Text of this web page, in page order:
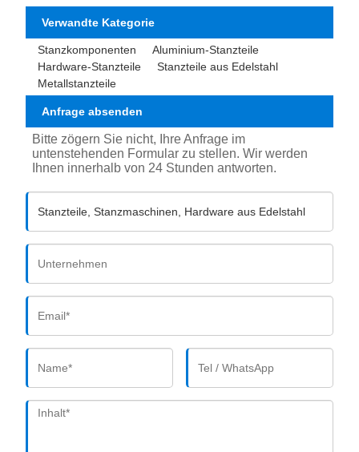
Verwandte Kategorie
Stanzkomponenten
Aluminium-Stanzteile
Hardware-Stanzteile
Stanzteile aus Edelstahl
Metallstanzteile
Anfrage absenden
Bitte zögern Sie nicht, Ihre Anfrage im
untenstehenden Formular zu stellen. Wir werden
Ihnen innerhalb von 24 Stunden antworten.